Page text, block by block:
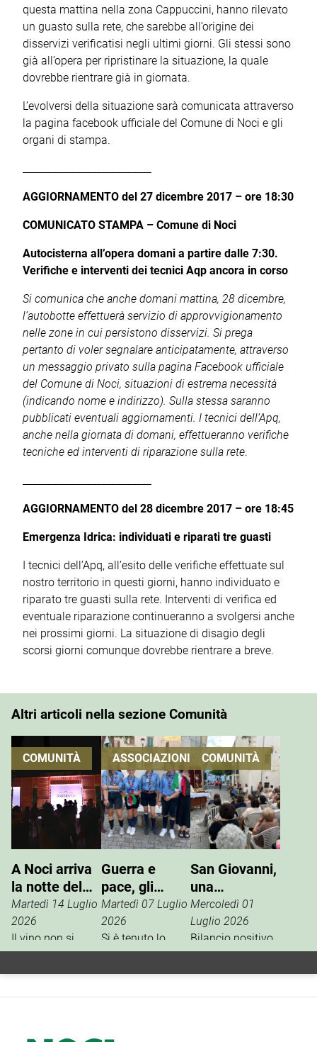
questa mattina nella zona Cappuccini, hanno rilevato
un guasto sulla rete, che sarebbe all’origine dei
disservizi verificatisi negli ultimi giorni. Gli stessi sono
già all’opera per ripristinare la situazione, la quale
dovrebbe rientrare già in giornata.
L’evolversi della situazione sarà comunicata attraverso
la pagina facebook ufficiale del Comune di Noci e gli
organi di stampa.
AGGIORNAMENTO del 27 dicembre 2017 – ore 18:30
COMUNICATO STAMPA – Comune di Noci
Autocisterna all’opera domani a partire dalle 7:30.
Verifiche e interventi dei tecnici Aqp ancora in corso
Si comunica che anche domani mattina, 28 dicembre,
l’autobotte effettuerà servizio di approvvigionamento
nelle zone in cui persistono disservizi. Si prega
pertanto di voler segnalare anticipatamente, attraverso
un messaggio privato sulla pagina Facebook ufficiale
del Comune di Noci, situazioni di estrema necessità
(indicando nome e indirizzo). Sulla stessa saranno
pubblicati eventuali aggiornamenti. I tecnici dell’Apq,
anche nella giornata di domani, effettueranno verifiche
tecniche ed interventi di riparazione sulla rete.
AGGIORNAMENTO del 28 dicembre 2017 – ore 18:45
Emergenza Idrica: individuati e riparati tre guasti
I tecnici dell’Apq, all’esito delle verifiche effettuate sul
nostro territorio in questi giorni, hanno individuato e
riparato tre guasti sulla rete. Interventi di verifica ed
eventuale riparazione continueranno a svolgersi anche
nei prossimi giorni. La situazione di disagio degli
scorsi giorni comunque dovrebbe rientrare a breve.
Altri articoli nella sezione Comunità
COMUNITÀ
A Noci arriva
la notte del
vino che si
vive
Martedì 14 Luglio
2026
Il vino non si
degusta. Si vive.
È questo il
ASSOCIAZIONI
Guerra e
pace, gli
Scout
incontrano
l’ANPI
Martedì 07 Luglio
2026
Si è tenuto lo
scorso 27 giugno
un incontro tra
COMUNITÀ
San Giovanni,
una
tradizione che
si rinnova
Mercoledì 01
Luglio 2026
Bilancio positivo,
la scorsa
settimana, per i